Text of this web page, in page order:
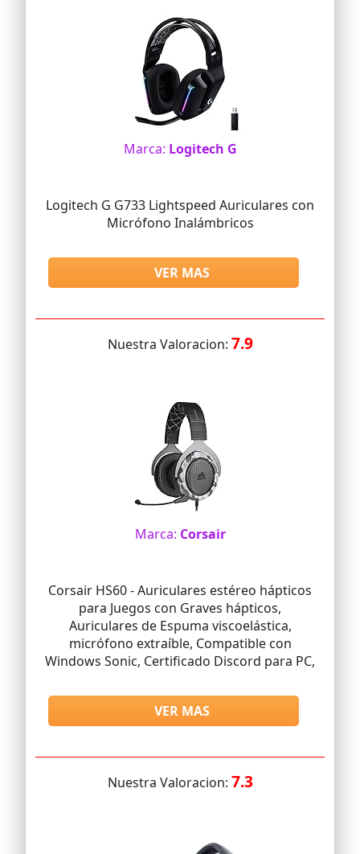
Marca: Logitech G
Logitech G G733 Lightspeed Auriculares con
Micrófono Inalámbricos
VER MAS
Nuestra Valoracion: 7.9
Marca: Corsair
Corsair HS60 - Auriculares estéreo hápticos
para Juegos con Graves hápticos,
Auriculares de Espuma viscoelástica,
micrófono extraíble, Compatible con
Windows Sonic, Certificado Discord para PC,
VER MAS
Nuestra Valoracion: 7.3